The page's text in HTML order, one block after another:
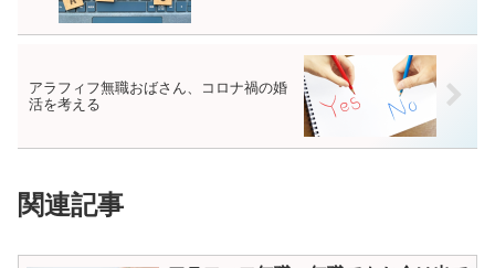
アラフィフ無職おばさん、コロナ禍の婚
活を考える
関連記事